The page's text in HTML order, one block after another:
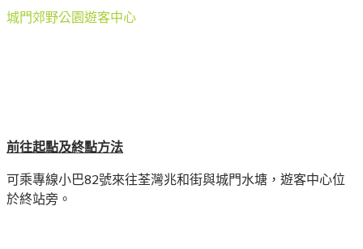
城門郊野公園遊客中心
前往起點及終點方法
可乘專線小巴82號來往荃灣兆和街與城門水塘，遊客中心位
於終站旁。